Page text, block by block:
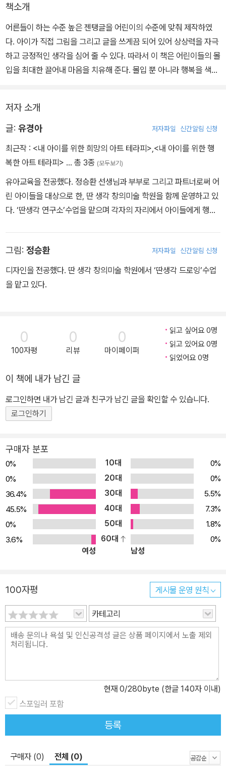
책소개
어른들이 하는 수준 높은 젠탱글을 어린이의 수준에 맞춰 제작하였
다. 아이가 직접 그림을 그리고 글을 쓰게끔 되어 있어 상상력을 자극
하고 긍정적인 생각을 심어 줄 수 있다. 따라서 이 책은 어린이들의 몰
입을 최대한 끌어내 마음을 치유해 준다. 몰입 뿐 아니라 행복을 색칠
저자 소개
글: 유경아 저자파일 신간알림 신청
최근작 : <내 아이를 위한 희망의 아트 테라피>,<내 아이를 위한 행
복한 아트 테라피> … 총 3종 (모두보기)
유아교육을 전공했다. 정승환 선생님과 부부로 그리고 파트너로써 어
린 아이들을 대상으로 한, 딴 생각 창의미술 학원을 함께 운영하고 있
다. ‘딴생각 연구소’수업을 맡으며 각자의 자리에서 아이들에게 행복
그림: 정승환 저자파일 신간알림 신청
디자인을 전공했다. 딴 생각 창의미술 학원에서 ‘딴생각 드로잉’수업
을 맡고 있다.
0
100자평
0
리뷰
0
마이페이퍼
읽고 싶어요 0명
읽고 있어요 0명
읽었어요 0명
이 책에 내가 남긴 글
로그인하면 내가 남긴 글과 친구가 남긴 글을 확인할 수 있습니다.
로그인하기
구매자 분포
0% 10대
0%
0%
20대
0%
36.4%
30대
5.5%
45.5%
40대
7.3%
0%
50대
1.8%
3.6%
60대
0%
여성
남성
100자평 게시물 운영 원칙
카테고리
현재 0/280byte (한글 140자 이내)
스포일러 포함
등록
구매자 (0) 전체 (0)